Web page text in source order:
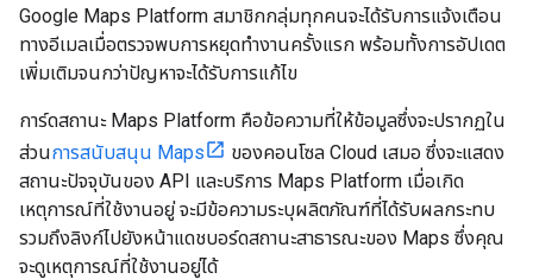
Google Maps Platform สมาชิกกลุ่มทุกคนจะได้รับการแจ้งเตือน
ทางอีเมลเมื่อตรวจพบการหยุดทำงานครั้งแรก พร้อมทั้งการอัปเดต
เพิ่มเติมจนกว่าปัญหาจะได้รับการแก้ไข
การ์ดสถานะ Maps Platform คือข้อความที่ให้ข้อมูลซึ่งจะปรากฏใน
ส่วนการสนับสนุน Maps
ของคอนโซล Cloud เสมอ ซึ่งจะแสดง
สถานะปัจจุบันของ API และบริการ Maps Platform เมื่อเกิด
เหตุการณ์ที่ใช้งานอยู่ จะมีข้อความระบุผลิตภัณฑ์ที่ได้รับผลกระทบ
รวมถึงลิงก์ไปยังหน้าแดชบอร์ดสถานะสาธารณะของ Maps ซึ่งคุณ
จะดูเหตุการณ์ที่ใช้งานอยู่ได้